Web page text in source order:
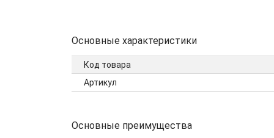
Основные характеристики
Код товара
Артикул
Основные преимущества